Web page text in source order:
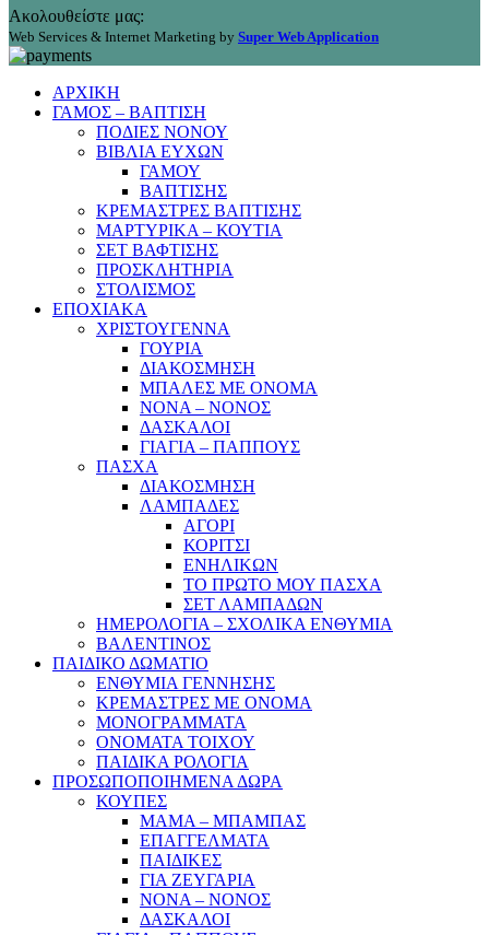
Ακολουθείστε μας:
Web Services & Internet Marketing by Super Web Application
ΑΡΧΙΚΗ
ΓΑΜΟΣ – ΒΑΠΤΙΣΗ
ΠΟΔΙΕΣ ΝΟΝΟΥ
ΒΙΒΛΙΑ ΕΥΧΩΝ
ΓΑΜΟΥ
ΒΑΠΤΙΣΗΣ
ΚΡΕΜΑΣΤΡΕΣ ΒΑΠΤΙΣΗΣ
ΜΑΡΤΥΡΙΚΑ – ΚΟΥΤΙΑ
ΣΕΤ ΒΑΦΤΙΣΗΣ
ΠΡΟΣΚΛΗΤΗΡΙΑ
ΣΤΟΛΙΣΜΟΣ
ΕΠΟΧΙΑΚΑ
ΧΡΙΣΤΟΥΓΕΝΝΑ
ΓΟΥΡΙΑ
ΔΙΑΚΟΣΜΗΣΗ
ΜΠΑΛΕΣ ΜΕ ΟΝΟΜΑ
ΝΟΝΑ – ΝΟΝΟΣ
ΔΑΣΚΑΛΟΙ
ΓΙΑΓΙΑ – ΠΑΠΠΟΥΣ
ΠΑΣΧΑ
ΔΙΑΚΟΣΜΗΣΗ
ΛΑΜΠΑΔΕΣ
ΑΓΟΡΙ
ΚΟΡΙΤΣΙ
ΕΝΗΛΙΚΩΝ
ΤΟ ΠΡΩΤΟ ΜΟΥ ΠΑΣΧΑ
ΣΕΤ ΛΑΜΠΑΔΩΝ
ΗΜΕΡΟΛΟΓΙΑ – ΣΧΟΛΙΚΑ ΕΝΘΥΜΙΑ
ΒΑΛΕΝΤΙΝΟΣ
ΠΑΙΔΙΚΟ ΔΩΜΑΤΙΟ
ΕΝΘΥΜΙΑ ΓΕΝΝΗΣΗΣ
ΚΡΕΜΑΣΤΡΕΣ ΜΕ ΟΝΟΜΑ
ΜΟΝΟΓΡΑΜΜΑΤΑ
ΟΝΟΜΑΤΑ ΤΟΙΧΟΥ
ΠΑΙΔΙΚΑ ΡΟΛΟΓΙΑ
ΠΡΟΣΩΠΟΠΟΙΗΜΕΝΑ ΔΩΡΑ
ΚΟΥΠΕΣ
ΜΑΜΑ – ΜΠΑΜΠΑΣ
ΕΠΑΓΓΕΛΜΑΤΑ
ΠΑΙΔΙΚΕΣ
ΓΙΑ ΖΕΥΓΑΡΙΑ
ΝΟΝΑ – ΝΟΝΟΣ
ΔΑΣΚΑΛΟΙ